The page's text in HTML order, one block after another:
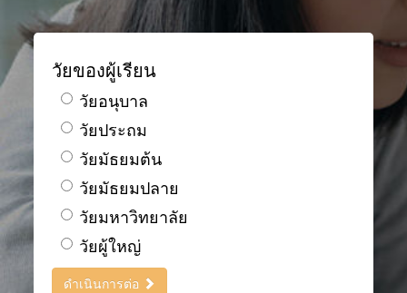
วัยของผู้เรียน
วัยอนุบาล
วัยประถม
วัยมัธยมต้น
วัยมัธยมปลาย
วัยมหาวิทยาลัย
วัยผู้ใหญ่
ดำเนินการต่อ